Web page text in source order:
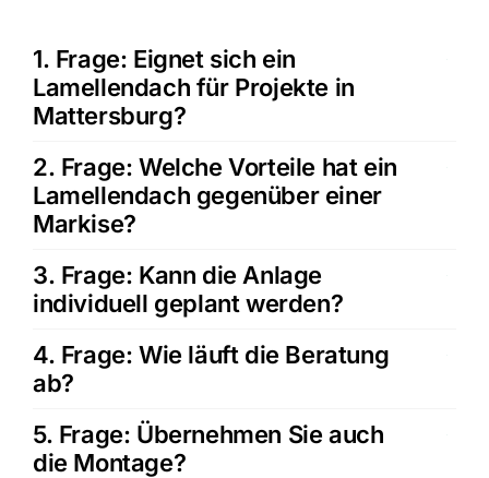
1. Frage: Eignet sich ein
Lamellendach für Projekte in
Mattersburg?
2. Frage: Welche Vorteile hat ein
Lamellendach gegenüber einer
Markise?
3. Frage: Kann die Anlage
individuell geplant werden?
4. Frage: Wie läuft die Beratung
ab?
5. Frage: Übernehmen Sie auch
die Montage?